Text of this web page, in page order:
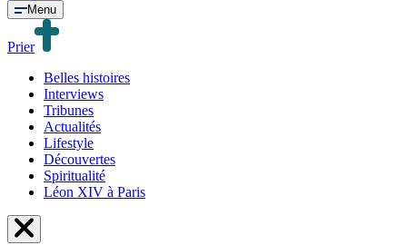
Menu
Prier
Belles histoires
Interviews
Tribunes
Actualités
Lifestyle
Découvertes
Spiritualité
Léon XIV à Paris